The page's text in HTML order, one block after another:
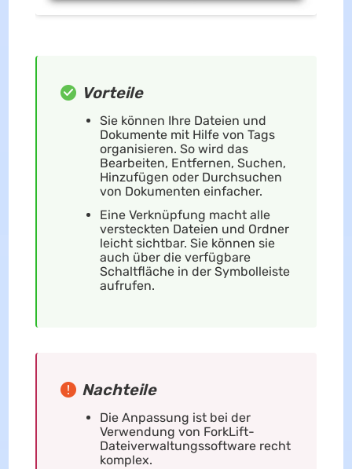
Vorteile
Sie können Ihre Dateien und
Dokumente mit Hilfe von Tags
organisieren. So wird das
Bearbeiten, Entfernen, Suchen,
Hinzufügen oder Durchsuchen
von Dokumenten einfacher.
Eine Verknüpfung macht alle
versteckten Dateien und Ordner
leicht sichtbar. Sie können sie
auch über die verfügbare
Schaltfläche in der Symbolleiste
aufrufen.
Nachteile
Die Anpassung ist bei der
Verwendung von ForkLift-
Dateiverwaltungssoftware recht
komplex.